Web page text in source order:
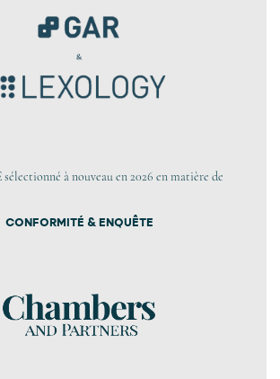
à nouveau en 2026 en matière de
CONFORMITÉ & ENQUÊTE